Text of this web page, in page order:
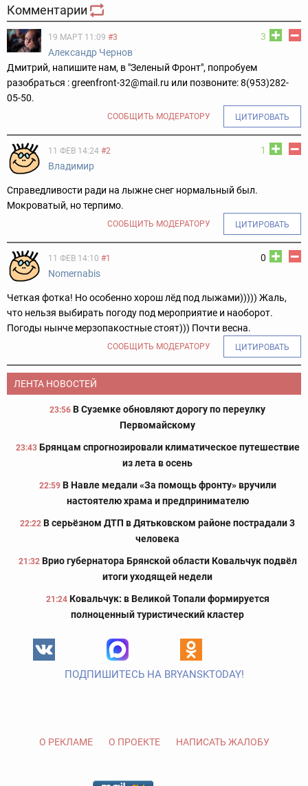
Комментарии
3
19 МАРТ 11:09 #3
Александр Чернов
Дмитрий, напишите нам, в "Зеленый Фронт", попробуем
разобраться : greenfront-32@mail.ru или позвоните: 8(953)282-
05-50.
СООБЩИТЬ МОДЕРАТОРУ ЦИТИРОВАТЬ
1
11 ФЕВ 14:24 #2
Владимир
Справедливости ради на лыжне снег нормальный был.
Мокроватый, но терпимо.
СООБЩИТЬ МОДЕРАТОРУ ЦИТИРОВАТЬ
0
11 ФЕВ 14:10 #1
Nomernabis
Четкая фотка! Но особенно хорош лёд под лыжами))))) Жаль,
что нельзя выбирать погоду под мероприятие и наоборот.
Погоды нынче мерзопакостные стоят))) Почти весна.
СООБЩИТЬ МОДЕРАТОРУ ЦИТИРОВАТЬ
ЛЕНТА НОВОСТЕЙ
23:56 В Суземке обновляют дорогу по переулку
Первомайскому
23:43 Брянцам спрогнозировали климатическое путешествие
из лета в осень
22:59 В Навле медали «За помощь фронту» вручили
настоятелю храма и предпринимателю
22:22 В серьёзном ДТП в Дятьковском районе пострадали 3
человека
21:32 Врио губернатора Брянской области Ковальчук подвёл
итоги уходящей недели
21:24 Ковальчук: в Великой Топали формируется
полноценный туристический кластер
ПОДПИШИТЕСЬ НА BRYANSKTODAY!
О РЕКЛАМЕ О ПРОЕКТЕ НАПИСАТЬ ЖАЛОБУ